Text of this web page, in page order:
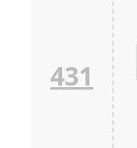
431